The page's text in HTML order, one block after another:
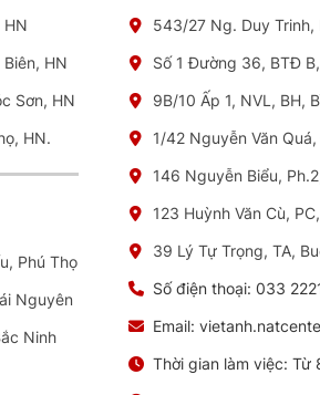
HN
HN
Sơn, HN
HN.
Phú Thọ
Nguyên
Ninh
543/27 Ng. Duy Trinh,
Số 1 Đường 36, BTĐ
9B/10 Ấp 1, NVL, BH,
1/42 Nguyễn Văn
146 Nguyễn Biểu,
123 Huỳnh Văn Cù,
39 Lý Tự Trọng, TA,
Số điện thoại: 033
Email:
Thời gian làm việc: Từ